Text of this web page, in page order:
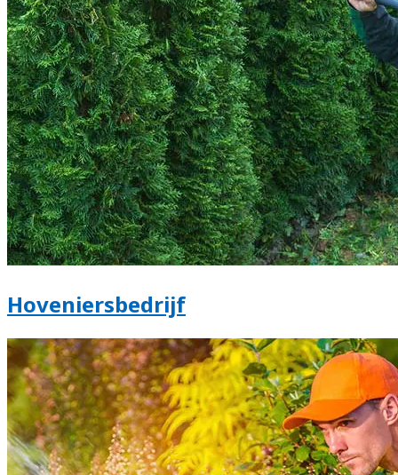
Hoveniersbedrijf